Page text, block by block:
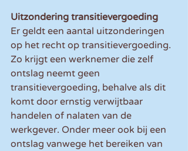
Uitzondering transitievergoeding
Er geldt een aantal uitzonderingen
op het recht op transitievergoeding.
Zo krijgt een werknemer die zelf
ontslag neemt geen
transitievergoeding, behalve als dit
komt door ernstig verwijtbaar
handelen of nalaten van de
werkgever. Onder meer ook bij een
ontslag vanwege het bereiken van